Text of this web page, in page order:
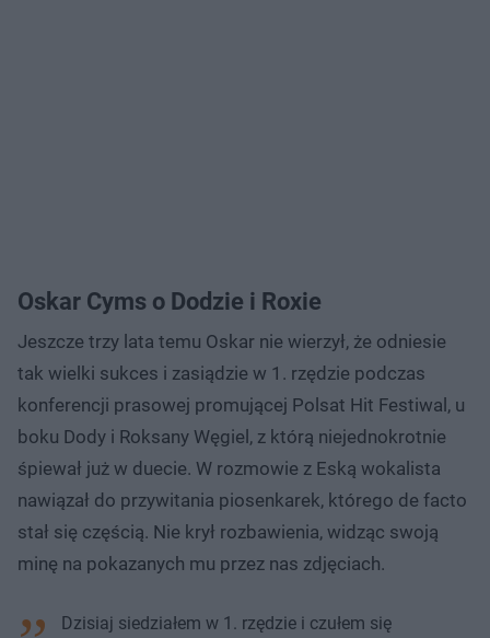
Oskar Cyms o Dodzie i Roxie
Jeszcze trzy lata temu Oskar nie wierzył, że odniesie
tak wielki sukces i zasiądzie w 1. rzędzie podczas
konferencji prasowej promującej Polsat Hit Festiwal, u
boku Dody i Roksany Węgiel, z którą niejednokrotnie
śpiewał już w duecie. W rozmowie z Eską wokalista
nawiązał do przywitania piosenkarek, którego de facto
stał się częścią. Nie krył rozbawienia, widząc swoją
minę na pokazanych mu przez nas zdjęciach.
Dzisiaj siedziałem w 1. rzędzie i czułem się